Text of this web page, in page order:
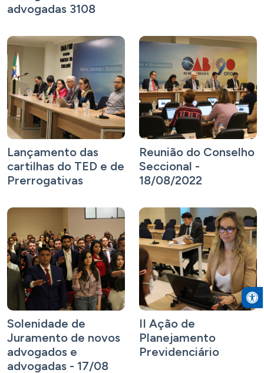
advogadas 3108
Lançamento das
cartilhas do TED e de
Prerrogativas
Reunião do Conselho
Seccional -
18/08/2022
Solenidade de
Juramento de novos
advogados e
advogadas - 17/08
II Ação de
Planejamento
Previdenciário
Open